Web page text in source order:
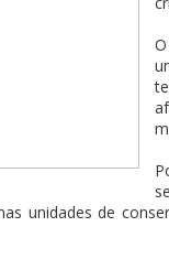
unidades de